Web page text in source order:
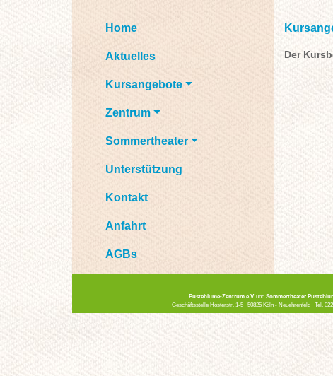
Home
Aktuelles
Kursangebote
Zentrum
Sommertheater
Unterstützung
Kontakt
Anfahrt
AGBs
Der
Pusteblume-Zentrum e.V.und Sommertheater
Geschäftsstelle Hosterstr. 1-5 50825 Köln - Neuehrenfeld Tel.